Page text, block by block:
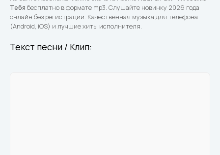
Тебя бесплатно в формате mp3. Слушайте новинку 2026 года
онлайн без регистрации. Качественная музыка для телефона
(Android, iOS) и лучшие хиты исполнителя.
Текст песни / Клип: